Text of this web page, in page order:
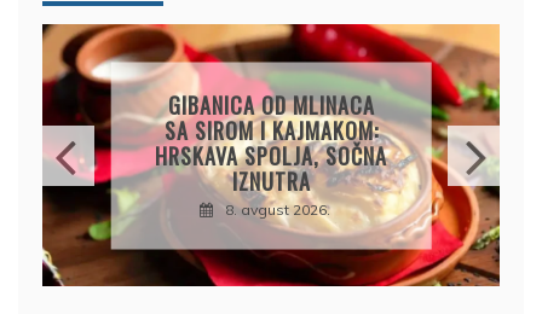
OSVJEŽAVAJUĆA
LIMUNADA OD
KRASTAVCA: SAVRŠEN
NAPITAK ZA VRELE DANE
8. avgust 2026.